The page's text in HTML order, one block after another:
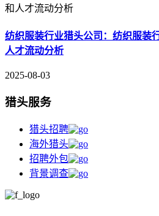
纺织服装行业猎头公司：纺织服装
人才流动分析
2025-08-03
猎头服务
猎头招聘
海外猎头
招聘外包
背景调查